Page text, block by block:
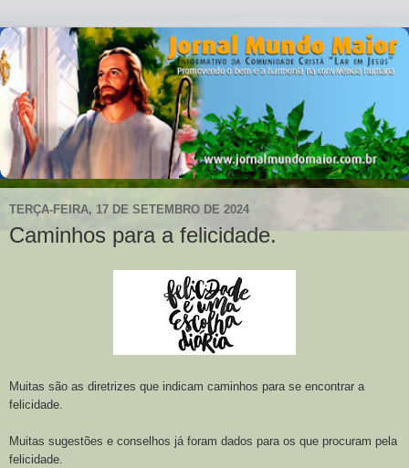
TERÇA-FEIRA, 17 DE SETEMBRO DE 2024
Caminhos para a felicidade.
Muitas são as diretrizes que indicam caminhos para se encontrar a
felicidade.
Muitas sugestões e conselhos já foram dados para os que procuram pela
felicidade.